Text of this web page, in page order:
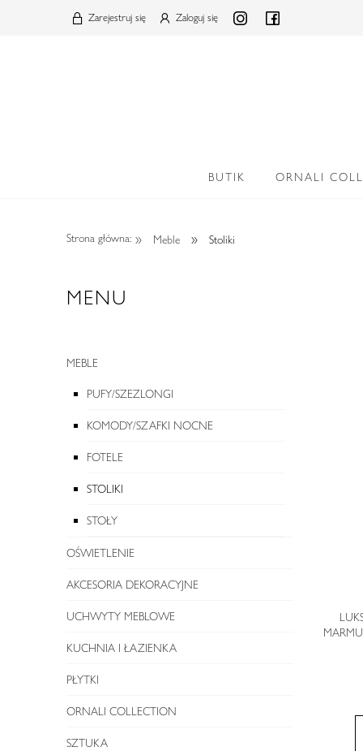
Zarejestruj się Zaloguj się
BUTIK ORNALI
Strona główna: » Meble » Stoliki
MENU
MEBLE
PUFY/SZEZLONGI
KOMODY/SZAFKI NOCNE
FOTELE
STOLIKI
STOŁY
OŚWIETLENIE
AKCESORIA DEKORACYJNE
UCHWYTY MEBLOWE
KUCHNIA I ŁAZIENKA
PŁYTKI
ORNALI COLLECTION
SZTUKA